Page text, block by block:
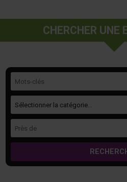
CHERCHER UNE